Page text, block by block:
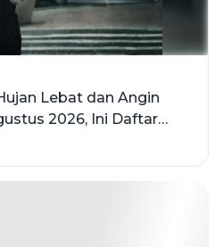
Lebat dan Angin
2026, Ini Daftar